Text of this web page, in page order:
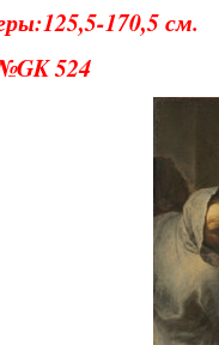
170,5 см.
524